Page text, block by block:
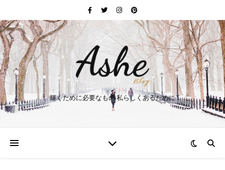
輝くために必要なもの 私らしくあるために